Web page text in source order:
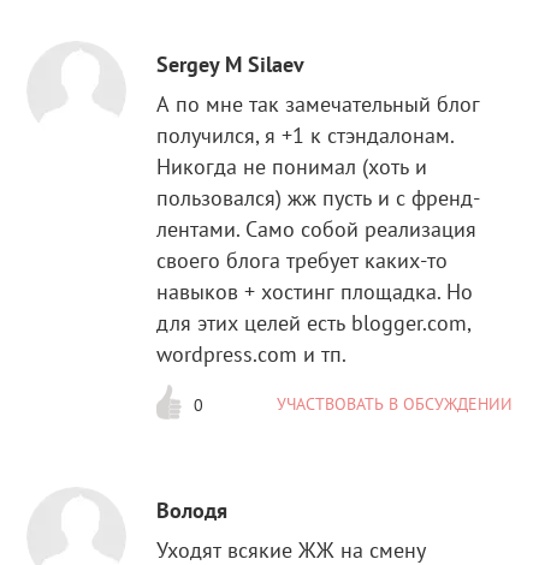
Sergey M Silaev
А по мне так замечательный блог
получился, я +1 к стэндалонам.
Никогда не понимал (хоть и
пользовался) жж пусть и с френд-
лентами. Само собой реализация
своего блога требует каких-то
навыков + хостинг площадка. Но
для этих целей есть blogger.com,
wordpress.com и тп.
0 УЧАСТВОВАТЬ В ОБСУЖДЕНИИ
Володя
Уходят всякие ЖЖ на смену